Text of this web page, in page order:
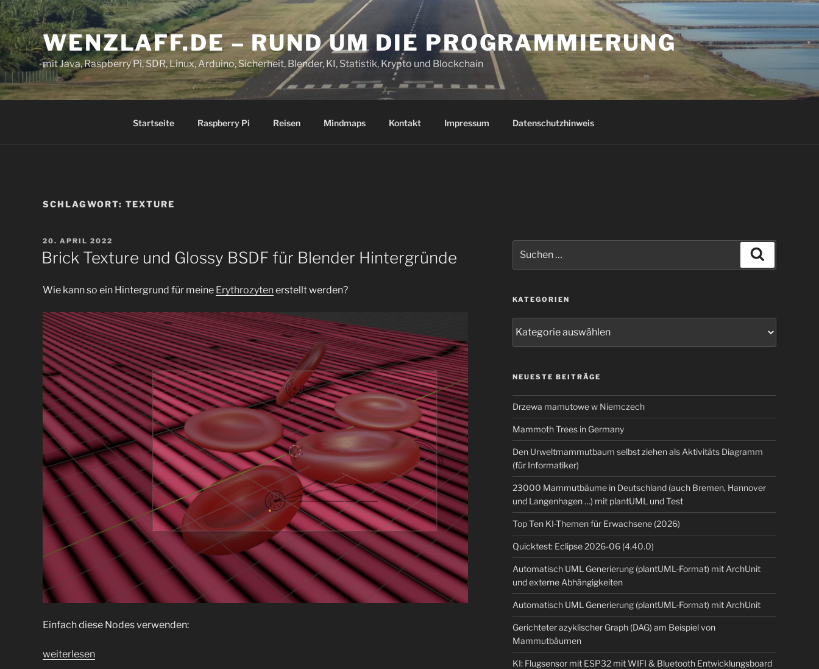
Zum
Inhalt
springen WENZLAFF.DE – RUND UM DIE PROGRAMMIERUNG
mit Java, Raspberry Pi, SDR, Linux, Arduino, Sicherheit, Blender, KI, Statistik, Krypto und Blockchain
Startseite Raspberry Pi Reisen Mindmaps Kontakt Impressum Datenschutzhinweis
SCHLAGWORT: TEXTURE
VERÖFFENTLICHT
AM
20. APRIL 2022
Brick Texture und Glossy BSDF für Blender Hintergründe
Wie kann so ein Hintergrund für meine Erythrozytenerstellt werden?
Einfach diese Nodes verwenden:
„Brick
weiterlesen
nach:
KATEGORIEN
NEUESTE BEITRÄGE
Drzewa mamutowe w Niemczech
Mammoth Trees in Germany
Den Urweltmammutbaum selbst ziehen als Aktivitäts Diagramm
(für Informatiker)
23000 Mammutbäume in Deutschland (auch Bremen, Hannover
und Langenhagen …) mit plantUML und Test
Top Ten KI-Themen für Erwachsene (2026)
Quicktest: Eclipse 2026-06 (4.40.0)
Automatisch UML Generierung (plantUML-Format) mit ArchUnit
und externe Abhängigkeiten
Automatisch UML Generierung (plantUML-Format) mit ArchUnit
Gerichteter azyklischer Graph (DAG) am Beispiel von
Mammutbäumen
KI: Flugsensor mit ESP32 mit WIFI & Bluetooth Entwicklungsboard